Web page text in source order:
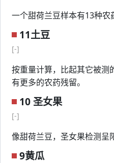
一个甜荷兰豆样本有13种农
11土豆
[-]
按重量计算，比起其它被测
有更多的农药残留。
10 圣女果
[-]
像甜荷兰豆，圣女果检测呈
9黄瓜